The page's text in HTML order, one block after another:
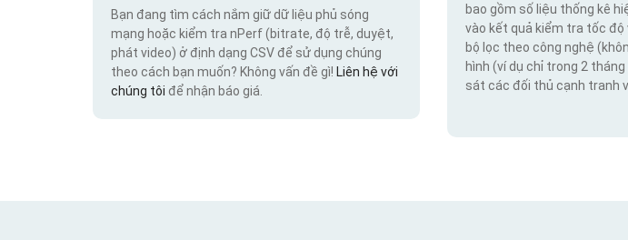
Bạn đang tìm cách nắm giữ dữ liệu phủ sóng
mạng hoặc kiểm tra nPerf (bitrate, độ trễ, duyệt,
phát video) ở định dạng CSV để sử dụng chúng
theo cách bạn muốn? Không vấn đề gì! Liên hệ với
chúng tôi để nhận báo giá.
bao gồm số liệu thống kê
vào kết quả kiểm tra tốc độ
bộ lọc theo công nghệ
hình (ví dụ chỉ trong 2
sát các đối thủ cạnh tranh